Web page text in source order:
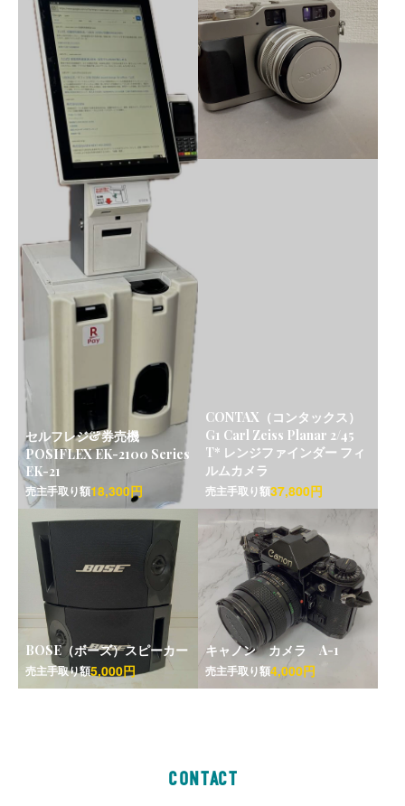
セルフレジ&券売機
POSIFLEX EK-2100 Series
EK-21
売主手取り額18,300円
CONTAX（コンタックス）
G1 Carl Zeiss Planar 2/45
T* レンジファインダー フィ
ルムカメラ
売主手取り額37,800円
BOSE（ボーズ）スピーカー
売主手取り額5,000円
キャノン カメラ A-1
売主手取り額4,000円
CONTACT